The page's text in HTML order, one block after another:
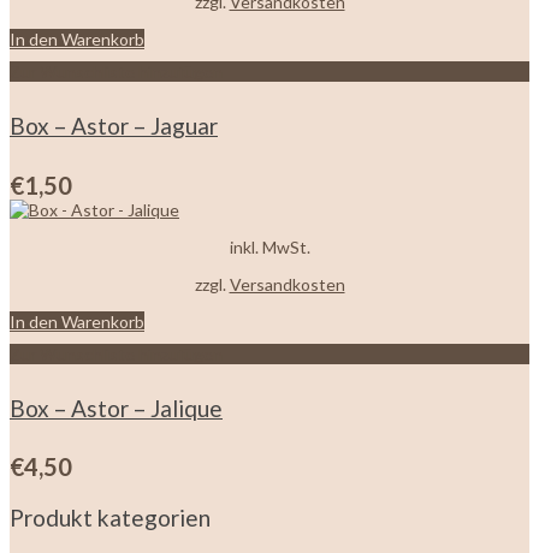
In den Warenkorb
Box – Astor – Jaguar
€1,50
inkl. MwSt.
zzgl. Versandkosten
In den Warenkorb
Box – Astor – Jalique
€4,50
Produkt kategorien